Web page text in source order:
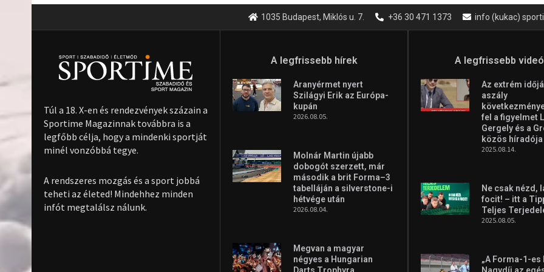
1035 Budapest, Miklós u. 7. +36 30 471 1373 info (kukac)
Túl a 18. X-en és rendezvények százain a
Sportime Magazinnak továbbra is a
legfőbb célja, hogy a mindenki sportját
minél vonzóbbá tegye.
A rendszeres mozgás és a sport jobbá
teheti az életed! Mindehhez minden
infót megtalálsz nálunk.
A legfrissebb hírek
Aranyérmet nyert
Szilágyi Erik az Európa-
kupán
2026.08.05.
Molnár Martin újabb
dobogót szerzett, már
második a brit Forma–3
tabelláján a silverstone-i
hétvége után
2026.08.04.
Megvan a magyar
négyes a Hungarian
A legfrissebb
Az extrém
aszály
fel a figyelmet
Gergely és a
közös híradója
2025.08.14.
Ne csak nézd,
focit! – itt a
Teljes
2025.08.05.
„A Forma-1-es